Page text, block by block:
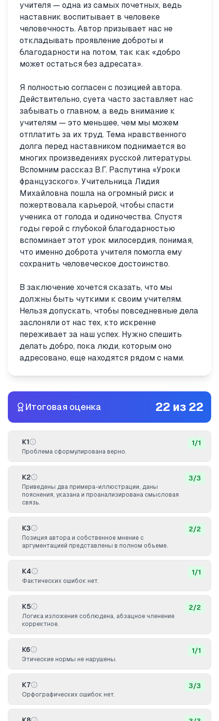
учителя — одна из самых почетных, ведь
наставник воспитывает в человеке
человечность. Автор призывает нас не
откладывать проявление доброты и
благодарности на потом, так как «добро
может остаться без адресата».
Я полностью согласен с позицией автора.
Действительно, суета часто заставляет нас
забывать о главном, а ведь внимание к
учителям — это меньшее, чем мы можем
отплатить за их труд. Тема нравственного
долга перед наставником поднимается во
многих произведениях русской литературы.
Вспомним рассказ В.Г. Распутина «Уроки
французского». Учительница Лидия
Михайловна пошла на огромный риск и
пожертвовала карьерой, чтобы спасти
ученика от голода и одиночества. Спустя
годы герой с глубокой благодарностью
вспоминает этот урок милосердия, понимая,
что именно доброта учителя помогла ему
сохранить человеческое достоинство.
В заключение хочется сказать, что мы
должны быть чуткими к своим учителям.
Нельзя допускать, чтобы повседневные дела
заслоняли от нас тех, кто искренне
переживает за наш успех. Нужно спешить
делать добро, пока люди, которым оно
адресовано, еще находятся рядом с нами.
Итоговая оценка 22 из 22
К1
Проблема сформулирована верно.
1/1
К2
Приведены два примера-иллюстрации, даны
пояснения, указана и проанализирована смысловая
связь.
3/3
К3
Позиция автора и собственное мнение с
аргументацией представлены в полном объеме.
2/2
К4
Фактических ошибок нет.
1/1
К5
Логика изложения соблюдена, абзацное членение
корректное.
2/2
К6
Этические нормы не нарушены.
1/1
К7
Орфографических ошибок нет.
3/3